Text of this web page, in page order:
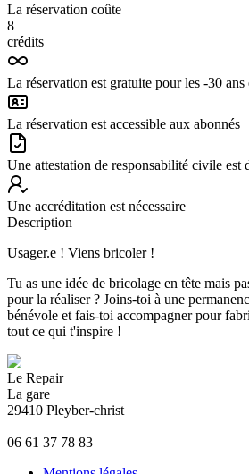
La réservation coûte
8
crédits
La réservation est gratuite pour les -30 ans
La réservation est accessible aux abonnés
Une attestation de responsabilité civile est
Une accréditation est nécessaire
Description
Usager.e ! Viens bricoler !
Tu as une idée de bricolage en tête mais
pour la réaliser ? Joins-toi à une
bénévole et fais-toi accompagner pour
tout ce qui t'inspire !
Le Repair
La gare
29410 Pleyber-christ
06 61 37 78 83